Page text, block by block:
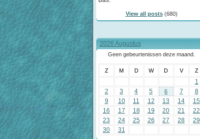
View all posts(680)
2026 Augustus
Geen gebeurtenissen deze maand.
Z M D W D V Z
1
2
3 4 5 6 7
8
9
10 11 12 13 14
15
16
17 18 19 20 21
22
23
24 25 26 27 28
29
30
31